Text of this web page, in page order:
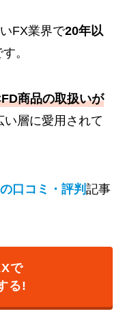
FX業界で20年以
。
商品の取扱いが
層に愛用されて
口コミ・評判 記事
で
る!